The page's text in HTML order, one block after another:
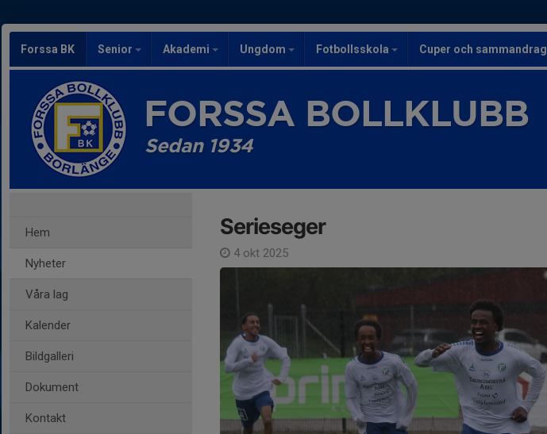
Forssa BK Senior Akademi Ungdom Fotbollsskola Cuper och sammandrag
FORSSA BOLLKLUBB
Sedan 1934
Hem
Nyheter
Våra lag
Kalender
Bildgalleri
Dokument
Kontakt
Serieseger
4 okt 2025